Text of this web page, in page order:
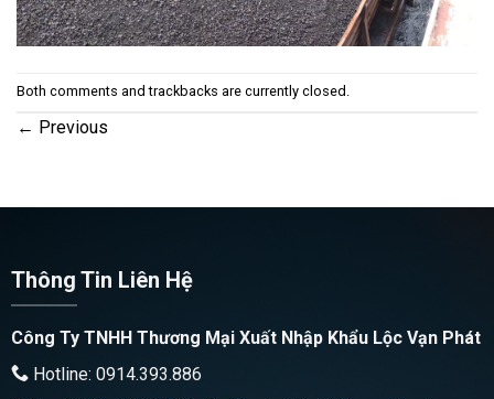
Both comments and trackbacks are currently closed.
← Previous
Thông Tin Liên Hệ
Công Ty TNHH Thương Mại Xuất Nhập Khẩu Lộc Vạn Phát
Hotline: 0914.393.886